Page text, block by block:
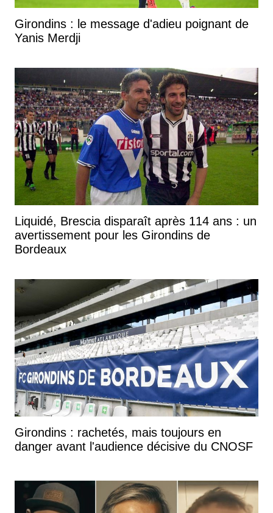
Girondins : le message d'adieu poignant de
Yanis Merdji
Liquidé, Brescia disparaît après 114 ans : un
avertissement pour les Girondins de
Bordeaux
Girondins : rachetés, mais toujours en
danger avant l'audience décisive du CNOSF